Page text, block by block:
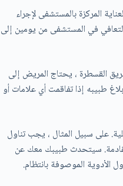
المركزة بالمستشفى لإجراء
في المستشفى من يومين إلى
القسطرة ، يحتاج المريض إلى
طبيبه إذا تفاقمت أي علامات أو
على سبيل المثال ، يجب تناول
سيتحدث طبيبك معك عن
الأدوية الموصوفة بانتظام.